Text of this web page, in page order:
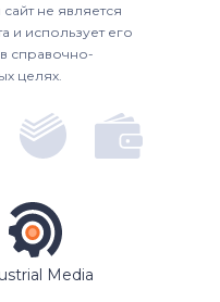
не является
и использует его
справочно-
целях.
Media